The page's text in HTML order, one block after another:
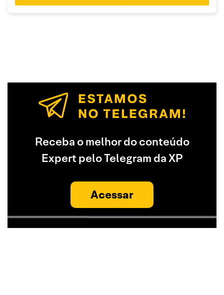
Receba o melhor do conteúdo
Expert pelo Telegram da XP
Acessar